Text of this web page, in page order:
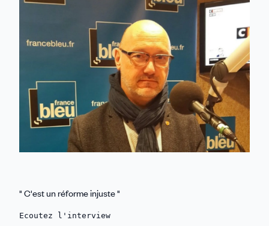
LinkedinFacebook
Threads
Bluesky
email
" C'est un réforme injuste "
Ecoutez l'interview